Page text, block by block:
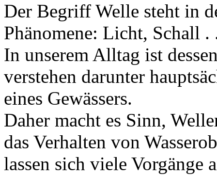
Der Begriff Welle steht in
Phänomene: Licht, Schall .
In unserem Alltag ist
verstehen darunter
eines Gewässers.
Daher macht es Sinn,
das Verhalten von
lassen sich viele Vorgänge